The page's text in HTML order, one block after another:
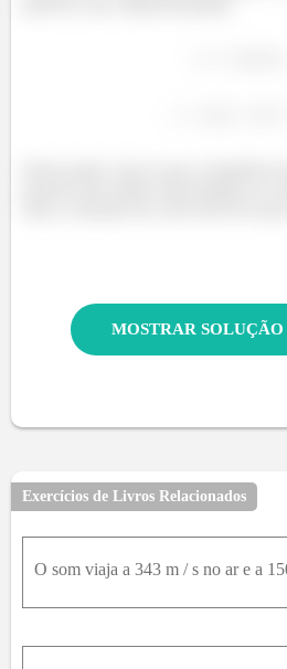
Exercícios de Livros Relacionados